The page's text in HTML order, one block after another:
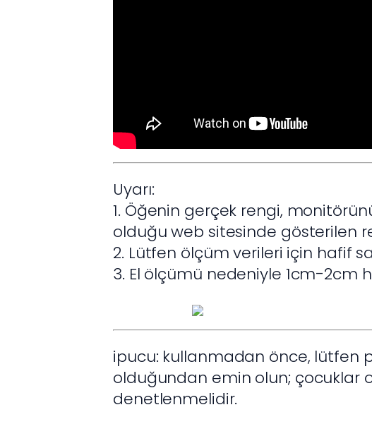
Uyarı:
1. Öğenin gerçek rengi,
olduğu web sitesinde gösterilen
2. Lütfen ölçüm verileri için hafif
3. El ölçümü nedeniyle 1cm-2cm
ipucu: kullanmadan önce, lütfen
olduğundan emin olun; çocuklar
denetlenmelidir.